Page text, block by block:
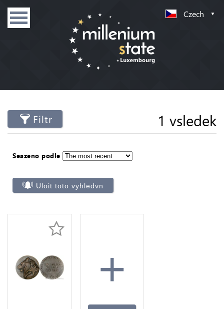
Czech
Filtr 1 vsledek
Seazeno podle
Uloit toto vyhledvn
+